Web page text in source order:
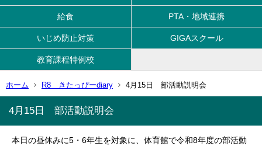
給食 PTA・地域連携
いじめ防止対策 GIGAスクール
教育課程特例校
ホーム R8 きたっぴーdiary 4月15日 部活動説明会
4月15日 部活動説明会
本日の昼休みに5・6年生を対象に、体育館で令和8年度の部活動